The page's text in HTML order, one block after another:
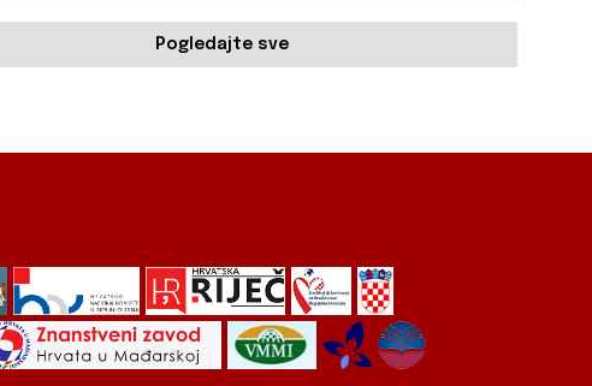
Pogledajte sve